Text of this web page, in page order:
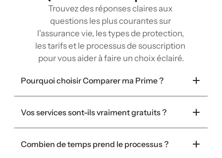
Trouvez des réponses claires aux
questions les plus courantes sur
l'assurance vie, les types de protection,
les tarifs et le processus de souscription
pour vous aider à faire un choix éclairé.
Pourquoi choisir Comparer ma Prime ?
Vos services sont-ils vraiment gratuits ?
Combien de temps prend le processus ?